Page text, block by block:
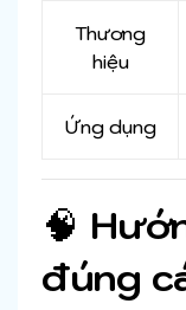
Thương
hiệu
Ứng dụng
🧠
đúng